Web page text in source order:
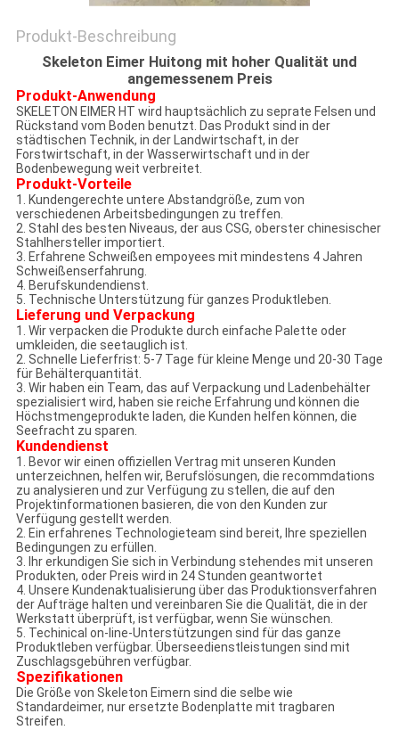
Produkt-Beschreibung
Skeleton Eimer Huitong mit hoher Qualität und
angemessenem Preis
Produkt-Anwendung
SKELETON EIMER HT wird hauptsächlich zu seprate Felsen und
Rückstand vom Boden benutzt. Das Produkt sind in der
städtischen Technik, in der Landwirtschaft, in der
Forstwirtschaft, in der Wasserwirtschaft und in der
Bodenbewegung weit verbreitet.
Produkt-Vorteile
1. Kundengerechte untere Abstandgröße, zum von
verschiedenen Arbeitsbedingungen zu treffen.
2. Stahl des besten Niveaus, der aus CSG, oberster chinesischer
Stahlhersteller importiert.
3. Erfahrene Schweißen empoyees mit mindestens 4 Jahren
Schweißenserfahrung.
4. Berufskundendienst.
5. Technische Unterstützung für ganzes Produktleben.
Lieferung und Verpackung
1. Wir verpacken die Produkte durch einfache Palette oder
umkleiden, die seetauglich ist.
2. Schnelle Lieferfrist: 5-7 Tage für kleine Menge und 20-30 Tage
für Behälterquantität.
3. Wir haben ein Team, das auf Verpackung und Ladenbehälter
spezialisiert wird, haben sie reiche Erfahrung und können die
Höchstmengeprodukte laden, die Kunden helfen können, die
Seefracht zu sparen.
Kundendienst
1. Bevor wir einen offiziellen Vertrag mit unseren Kunden
unterzeichnen, helfen wir, Berufslösungen, die recommdations
zu analysieren und zur Verfügung zu stellen, die auf den
Projektinformationen basieren, die von den Kunden zur
Verfügung gestellt werden.
2. Ein erfahrenes Technologieteam sind bereit, Ihre speziellen
Bedingungen zu erfüllen.
3. Ihr erkundigen Sie sich in Verbindung stehendes mit unseren
Produkten, oder Preis wird in 24 Stunden geantwortet
4. Unsere Kundenaktualisierung über das Produktionsverfahren
der Aufträge halten und vereinbaren Sie die Qualität, die in der
Werkstatt überprüft, ist verfügbar, wenn Sie wünschen.
5. Techinical on-line-Unterstützungen sind für das ganze
Produktleben verfügbar. Überseedienstleistungen sind mit
Zuschlagsgebühren verfügbar.
Spezifikationen
Die Größe von Skeleton Eimern sind die selbe wie
Standardeimer, nur ersetzte Bodenplatte mit tragbaren
Streifen.